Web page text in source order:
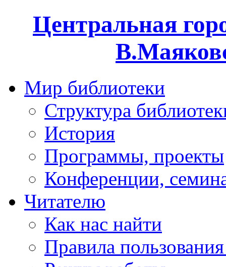
Центральная
Мир библиотеки
Структура
История
Программы, проекты
Конференции,
Читателю
Как нас найти
Правила